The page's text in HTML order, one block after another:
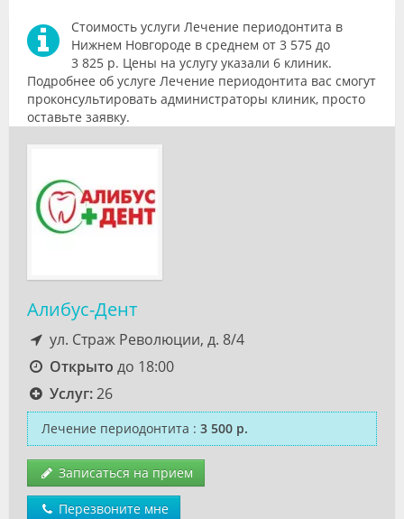
Стоимость услуги Лечение периодонтита в
Нижнем Новгороде в среднем от 3 575 до
3 825 р. Цены на услугу указали 6 клиник.
Подробнее об услуге Лечение периодонтита вас смогут
проконсультировать администраторы клиник, просто
оставьте заявку.
Алибус-Дент
ул. Страж Революции, д. 8/4
Открыто до 18:00
Услуг:26
Лечение периодонтита : 3 500 р.
Записаться на прием
Перезвоните мне